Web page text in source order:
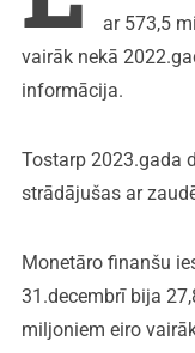
ar 573,5
vairāk nekā
informācija.
Tostarp 2023.gada
strādājušas ar
Monetāro finanšu
31.decembrī bija
miljoniem eiro